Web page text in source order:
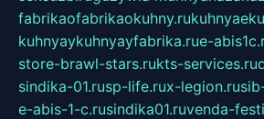
fabrikaofabrikaokuhny.ru
kuhnyaykuhnyayfabrika.rue-
store-brawl-stars.rukts-services.ru
sindika-01.rusp-life.rux-legion.ru
e-abis-1-c.rusindika01.ruvenda-